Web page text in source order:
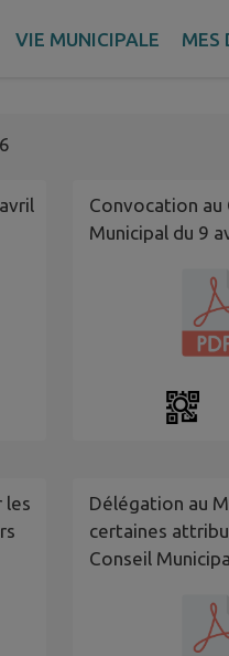
page
VIE MUNICIPALE MES
et
Convocation au
Municipal du 9
les
Délégation au
certaines
Conseil